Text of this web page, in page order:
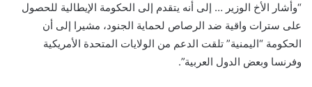
“وأشار الأخ الوزير … إلى أنه يتقدم إلى الحكومة الإيطالية للحصول
على سترات واقية ضد الرصاص لحماية الجنود، مشيرا إلى أن
الحكومة “اليمنية” تلقت الدعم من الولايات المتحدة الأمريكية
وفرنسا وبعض الدول العربية”.